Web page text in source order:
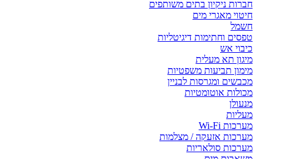
חברות ניקיון בתים משותפים
חיטוי מאגרי מים
חשמל
טפסים וחתימות דיגיטליות
כיבוי אש
מיגון תא מעלית
מימון תביעות משפטיות
מכבשים ומגרסות לבניין
מכולות אוטומטיות
מנעולן
מעליות
מערכות Wi-Fi
מערכות אזעקה / מצלמות
מערכות סולאריות